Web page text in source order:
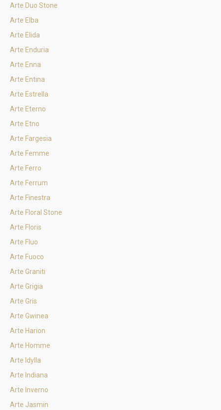
Arte Duo Stone
Arte Elba
Arte Elida
Arte Enduria
Arte Enna
Arte Entina
Arte Estrella
Arte Eterno
Arte Etno
Arte Fargesia
Arte Femme
Arte Ferro
Arte Ferrum
Arte Finestra
Arte Floral Stone
Arte Floris
Arte Fluo
Arte Fuoco
Arte Graniti
Arte Grigia
Arte Gris
Arte Gwinea
Arte Harion
Arte Homme
Arte Idylla
Arte Indiana
Arte Inverno
Arte Jasmin